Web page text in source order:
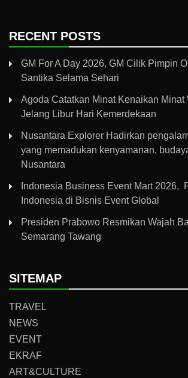
RECENT POSTS
GM For A Day 2026, GM Cilik Pimpin
Santika Selama Sehari
Agoda Catatkan Minat Kenaikan Minat
Jelang Libur Hari Kemerdekaan
Nusantara Explorer Hadirkan
yang memadukan kenyamanan,
Nusantara
Indonesia Business Event Mart 2026,
Indonesia di Bisnis Event Global
Presiden Prabowo Resmikan Wajah
Semarang Tawang
SITEMAP
TRAVEL
NEWS
EVENT
EKRAF
ART&CULTURE